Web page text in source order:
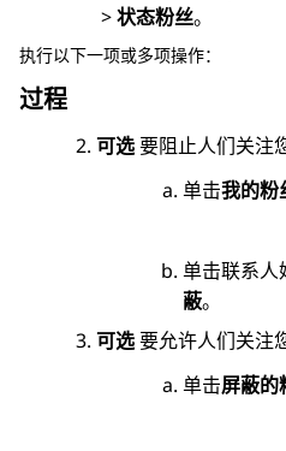
>状态粉丝。
执行以下一项或多项操作：
过程
可选要阻止人们关注
单击我的粉
单击联系人
蔽。
可选要允许人们关注
单击屏蔽的